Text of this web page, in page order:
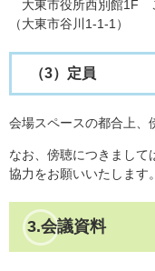
大東市役所西別館1F
（大東市谷川1-1-1）
（3）定員
会場スペースの都合上、
なお、傍聴につきまして
協力をお願いいたします。
3.会議資料